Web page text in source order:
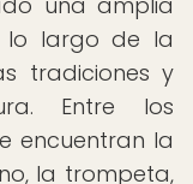
lo largo de la
tradiciones y
Entre los
encuentran la
la trompeta,